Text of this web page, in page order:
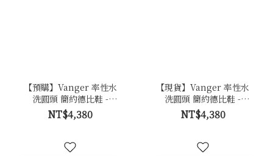
【預購】Vanger 率性水
洗圓頭 簡約德比鞋 -
Va302咖
NT$4,380
【現貨】Vanger 率性水
洗圓頭 簡約德比鞋 -
Va302咖
NT$4,380